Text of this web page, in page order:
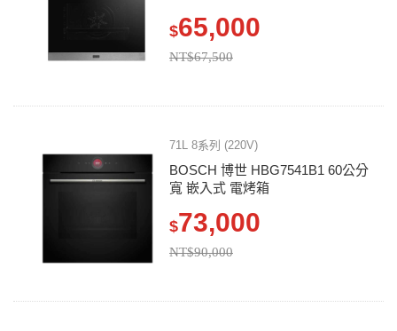
$65,000
NT$67,500
71L 8系列 (220V)
BOSCH 博世 HBG7541B1 60公分
寬 嵌入式 電烤箱
$73,000
NT$90,000